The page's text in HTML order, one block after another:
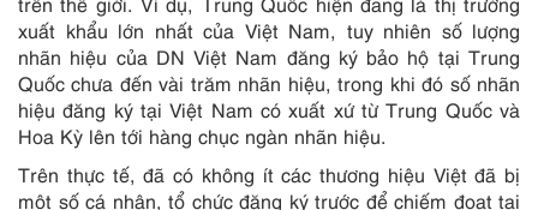
xuất khẩu lớn nhất của Việt Nam, tuy nhiên số lượng
nhãn hiệu của DN Việt Nam đăng ký bảo hộ tại Trung
Quốc chưa đến vài trăm nhãn hiệu, trong khi đó số nhãn
hiệu đăng ký tại Việt Nam có xuất xứ từ Trung Quốc và
Hoa Kỳ lên tới hàng chục ngàn nhãn hiệu.
Trên thực tế, đã có không ít các thương hiệu Việt đã bị
một số cá nhân, tổ chức đăng ký trước để chiếm đoạt tại